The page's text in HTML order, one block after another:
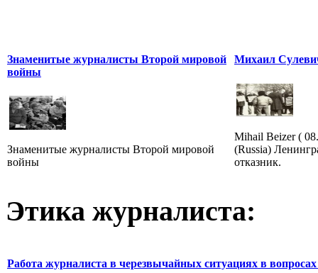
Знаменитые журналисты Второй мировой
войны
Знаменитые журналисты Второй мировой
войны
Михаил
Mihail Beizer (
(Russia)
отказник.
Этика журналиста:
Работа журналиста в черезвычайных ситуациях в вопросах